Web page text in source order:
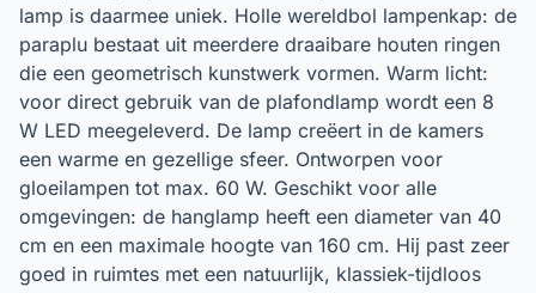
lamp is daarmee uniek. Holle wereldbol lampenkap: de
paraplu bestaat uit meerdere draaibare houten ringen
die een geometrisch kunstwerk vormen. Warm licht:
voor direct gebruik van de plafondlamp wordt een 8
W LED meegeleverd. De lamp creëert in de kamers
een warme en gezellige sfeer. Ontworpen voor
gloeilampen tot max. 60 W. Geschikt voor alle
omgevingen: de hanglamp heeft een diameter van 40
cm en een maximale hoogte van 160 cm. Hij past zeer
goed in ruimtes met een natuurlijk, klassiek-tijdloos